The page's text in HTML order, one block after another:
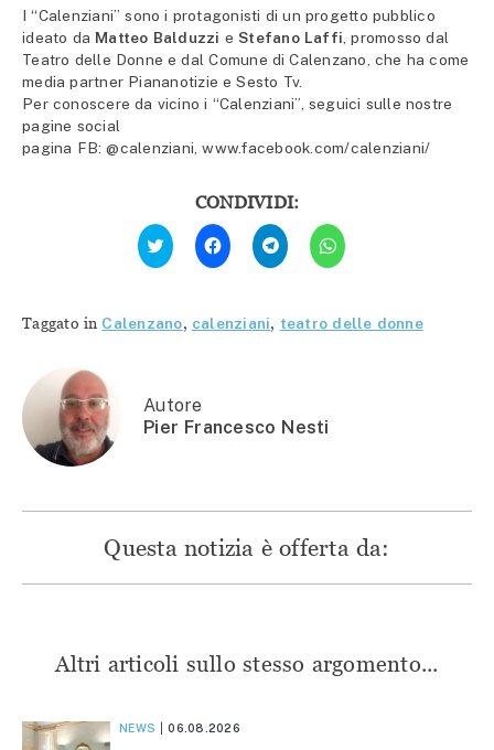
I “Calenziani” sono i protagonisti di un progetto pubblico
ideato da Matteo Balduzzi e Stefano Laffi , promosso dal
Teatro delle Donne e dal Comune di Calenzano, che ha come
media partner Piananotizie e Sesto Tv.
Per conoscere da vicino i “Calenziani”, seguici sulle nostre
pagine social
pagina FB: @calenziani, www.facebook.com/calenziani/
CONDIVIDI:
Fai
clic
qui
Twitter
(Si
finestra)
Fai
clic
per
condividere
(Si
apre
Fai
clic
per
condividere
(Si
apre
Fai
clic
per
(Si
apre
Taggato in Calenzano, calenziani, teatro delle donne
Autore
Pier Francesco Nesti
Questa notizia è offerta da:
Altri articoli sullo stesso argomento...
NEWS 06.08.2026